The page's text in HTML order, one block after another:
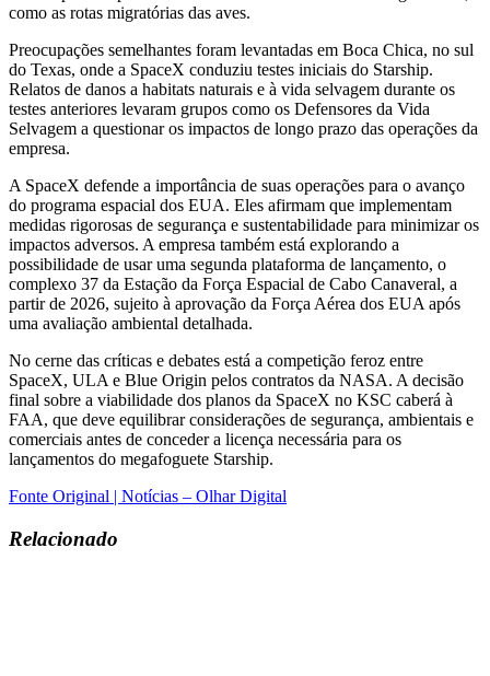
como as rotas migratórias das aves.
Preocupações semelhantes foram levantadas em Boca Chica, no sul
do Texas, onde a SpaceX conduziu testes iniciais do Starship.
Relatos de danos a habitats naturais e à vida selvagem durante os
testes anteriores levaram grupos como os Defensores da Vida
Selvagem a questionar os impactos de longo prazo das operações da
empresa.
A SpaceX defende a importância de suas operações para o avanço
do programa espacial dos EUA. Eles afirmam que implementam
medidas rigorosas de segurança e sustentabilidade para minimizar os
impactos adversos. A empresa também está explorando a
possibilidade de usar uma segunda plataforma de lançamento, o
complexo 37 da Estação da Força Espacial de Cabo Canaveral, a
partir de 2026, sujeito à aprovação da Força Aérea dos EUA após
uma avaliação ambiental detalhada.
No cerne das críticas e debates está a competição feroz entre
SpaceX, ULA e Blue Origin pelos contratos da NASA. A decisão
final sobre a viabilidade dos planos da SpaceX no KSC caberá à
FAA, que deve equilibrar considerações de segurança, ambientais e
comerciais antes de conceder a licença necessária para os
lançamentos do megafoguete Starship.
Fonte Original | Notícias – Olhar Digital
Relacionado